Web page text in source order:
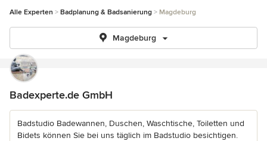
Alle Experten Badplanung & Badsanierung Magdeburg
Magdeburg
Badexperte.de GmbH
Badstudio Badewannen, Duschen, Waschtische, Toiletten und
Bidets können Sie bei uns täglich im Badstudio besichtigen.